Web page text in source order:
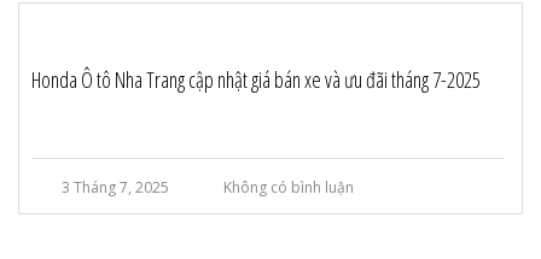
Honda Ô tô Nha Trang cập nhật giá bán xe và ưu đãi tháng 7-2025
3 Tháng 7, 2025 Không có bình luận